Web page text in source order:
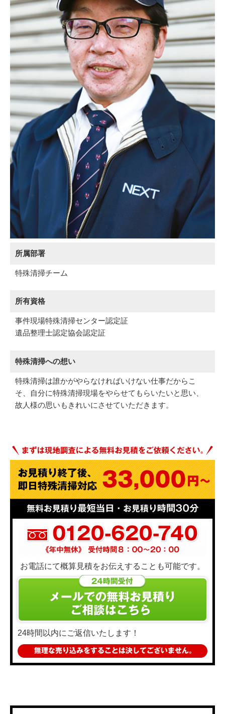
所属部署
特殊清掃チーム
所有資格
事件現場特殊清掃センター認定証
遺品整理士認定協会認定証
特殊清掃への想い
特殊清掃は誰かがやらなければいけない仕事だからこ
そ、自分に特殊清掃現場をやらせてもらいたいと思い、
故人様の思いもきれいにさせていただきます。
お電話にて概算見積をお伝えすることも可能です。
24時間以内にご返信いたします！